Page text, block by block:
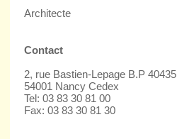
Architecte
Contact
2, rue Bastien-Lepage B.P 40435
54001 Nancy Cedex
Tel: 03 83 30 81 00
Fax: 03 83 30 81 30